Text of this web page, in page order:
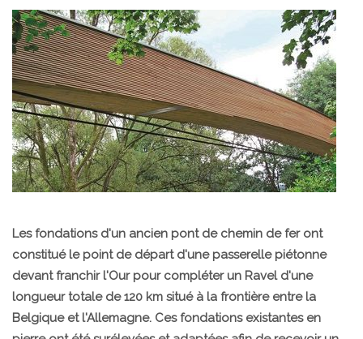
Les fondations d'un ancien pont de chemin de fer ont
constitué le point de départ d'une passerelle piétonne
devant franchir l'Our pour compléter un Ravel d'une
longueur totale de 120 km situé à la frontière entre la
Belgique et l'Allemagne. Ces fondations existantes en